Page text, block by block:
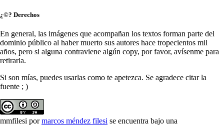
¿©? Derechos
En general, las imágenes que acompañan los textos forman parte del
dominio público al haber muerto sus autores hace tropecientos mil
años, pero si alguna contraviene algún copy, por favor, avísenme para
retirarla.
Si son mías, puedes usarlas como te apetezca. Se agradece citar la
fuente ; )
mmfilesi pormarcos méndez filesi se encuentra bajo una